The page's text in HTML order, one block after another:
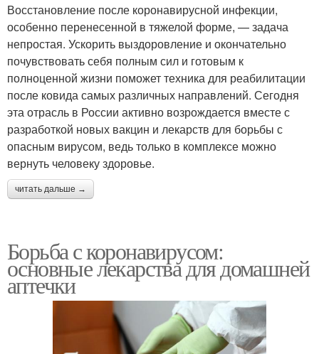
Восстановление после коронавирусной инфекции,
особенно перенесенной в тяжелой форме, — задача
непростая. Ускорить выздоровление и окончательно
почувствовать себя полным сил и готовым к
полноценной жизни поможет техника для реабилитации
после ковида самых различных направлений. Сегодня
эта отрасль в России активно возрождается вместе с
разработкой новых вакцин и лекарств для борьбы с
опасным вирусом, ведь только в комплексе можно
вернуть человеку здоровье.
читать дальше →
Борьба с коронавирусом:
основные лекарства для домашней
аптечки